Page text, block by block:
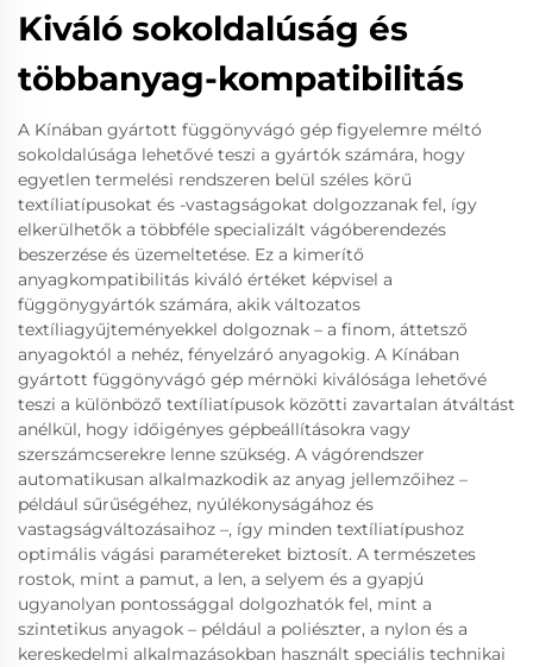
Kiváló sokoldalúság és
többanyag-kompatibilitás
A Kínában gyártott függönyvágó gép figyelemre méltó
sokoldalúsága lehetővé teszi a gyártók számára, hogy
egyetlen termelési rendszeren belül széles körű
textíliatípusokat és -vastagságokat dolgozzanak fel, így
elkerülhetők a többféle specializált vágóberendezés
beszerzése és üzemeltetése. Ez a kimerítő
anyagkompatibilitás kiváló értéket képvisel a
függönygyártók számára, akik változatos
textíliagyűjteményekkel dolgoznak – a finom, áttetsző
anyagoktól a nehéz, fényelzáró anyagokig. A Kínában
gyártott függönyvágó gép mérnöki kiválósága lehetővé
teszi a különböző textíliatípusok közötti zavartalan átváltást
anélkül, hogy időigényes gépbeállításokra vagy
szerszámcserekre lenne szükség. A vágórendszer
automatikusan alkalmazkodik az anyag jellemzőihez –
például sűrűségéhez, nyúlékonyságához és
vastagságváltozásaihoz –, így minden textíliatípushoz
optimális vágási paramétereket biztosít. A természetes
rostok, mint a pamut, a len, a selyem és a gyapjú
ugyanolyan pontossággal dolgozhatók fel, mint a
szintetikus anyagok – például a poliészter, a nylon és a
kereskedelmi alkalmazásokban használt speciális technikai